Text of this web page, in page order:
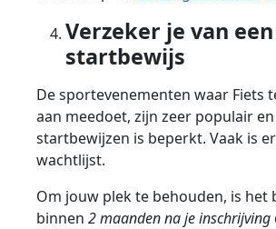
Verzeker je van een
startbewijs
De sportevenementen waar Fiets
aan meedoet, zijn zeer populair
startbewijzen is beperkt. Vaak is
wachtlijst.
Om jouw plek te behouden, is het
binnen 2 maanden na je inschrijving